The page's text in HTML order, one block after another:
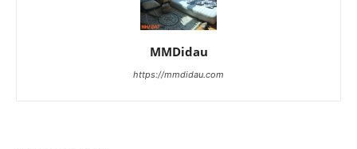
MMDidau
https://mmdidau.com